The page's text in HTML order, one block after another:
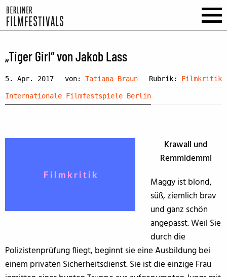
„Tiger Girl“ von Jakob Lass
5. Apr. 2017 von: Tatiana Braun Rubrik: Filmkritik
Internationale Filmfestspiele Berlin
Krawall und
Remmidemmi
Maggy ist blond,
süß, ziemlich brav
und ganz schön
angepasst. Weil Sie
durch die
Polizistenprüfung fliegt, beginnt sie eine Ausbildung bei
einem privaten Sicherheitsdienst. Sie ist die einzige Frau